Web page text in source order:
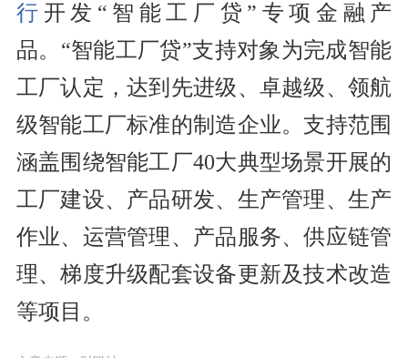
行 开发“智能工厂贷”专项金融产
品。“智能工厂贷”支持对象为完成智能
工厂认定，达到先进级、卓越级、领航
级智能工厂标准的制造企业。支持范围
涵盖围绕智能工厂40大典型场景开展的
工厂建设、产品研发、生产管理、生产
作业、运营管理、产品服务、供应链管
理、梯度升级配套设备更新及技术改造
等项目。